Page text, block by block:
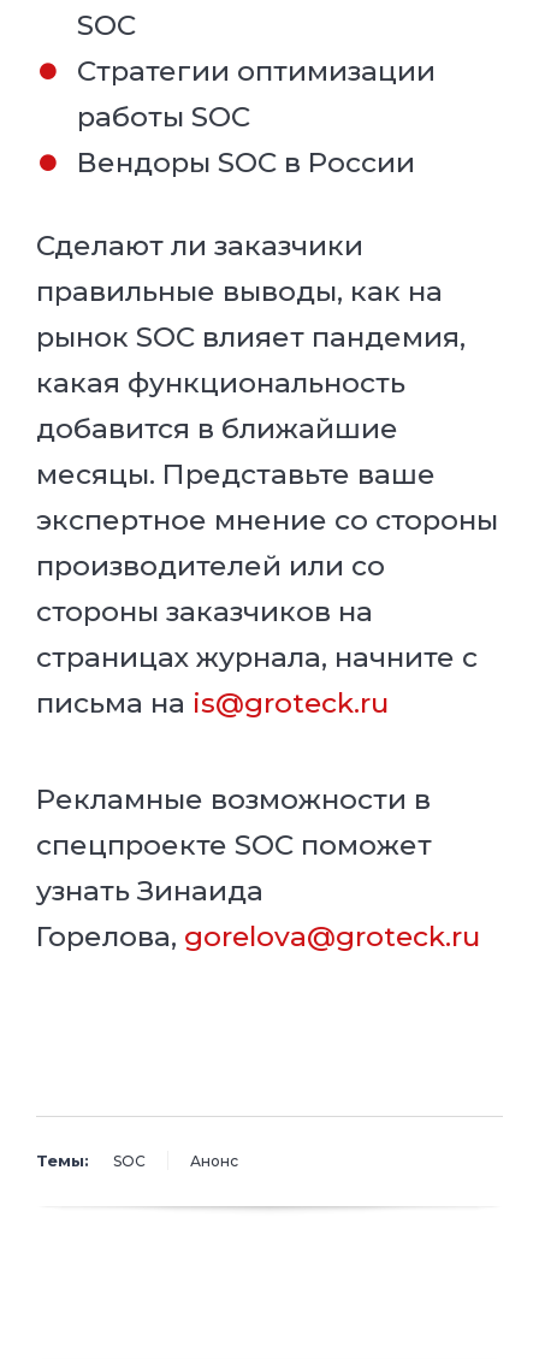
SOC
Стратегии оптимизации
работы SOC
Вендоры SOC в России
Сделают ли заказчики
правильные выводы, как на
рынок SOC влияет пандемия,
какая функциональность
добавится в ближайшие
месяцы. Представьте ваше
экспертное мнение со стороны
производителей или со
стороны заказчиков на
страницах журнала, начните с
письма на is@groteck.ru
Рекламные возможности в
спецпроекте SOC поможет
узнать Зинаида
Горелова, gorelova@groteck.ru
Темы: SOC Анонс